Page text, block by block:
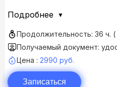
Подробнее
Продолжительность: 36 ч. (
Получаемый документ:
Цена : 2990 руб.
Записаться